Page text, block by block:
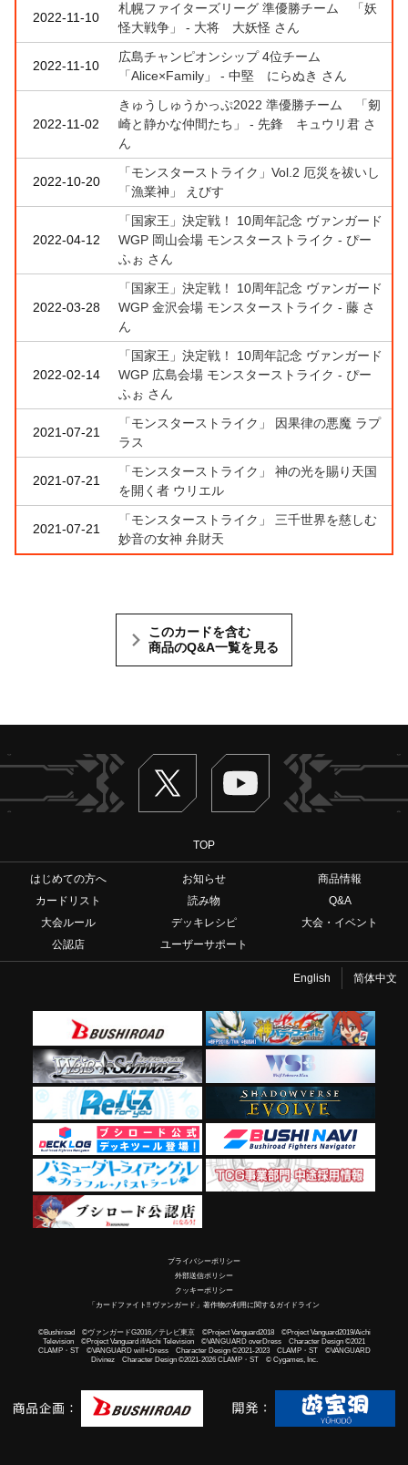
2022-11-10
札幌ファイターズリーグ 準優勝チーム 「妖
怪大戦争」 - 大将 大妖怪 さん
2022-11-10
広島チャンピオンシップ 4位チーム
「Alice×Family」 - 中堅 にらぬき さん
2022-11-02
きゅうしゅうかっぷ2022 準優勝チーム 「剱
崎と静かな仲間たち」 - 先鋒 キュウリ君 さ
ん
2022-10-20
「モンスターストライク」Vol.2 厄災を祓いし
「漁業神」 えびす
2022-04-12
「国家王」決定戦！ 10周年記念 ヴァンガード
WGP 岡山会場 モンスターストライク - ぴー
ふぉ さん
2022-03-28
「国家王」決定戦！ 10周年記念 ヴァンガード
WGP 金沢会場 モンスターストライク - 藤 さ
ん
2022-02-14
「国家王」決定戦！ 10周年記念 ヴァンガード
WGP 広島会場 モンスターストライク - ぴー
ふぉ さん
2021-07-21
「モンスターストライク」 因果律の悪魔 ラプ
ラス
2021-07-21
「モンスターストライク」 神の光を賜り天国
を開く者 ウリエル
2021-07-21
「モンスターストライク」 三千世界を慈しむ
妙音の女神 弁財天
このカードを含む
商品のQ&A一覧を見る
Twitter ヴァンガードch
TOP
はじめての方へ お知らせ
商品情報
カードリスト
読み物
Q&A
大会ルール
デッキレシピ
大会・イベント
公認店
ユーザーサポート
English 简体中文
プライバシーポリシー
外部送信ポリシー
クッキーポリシー
「カードファイト!! ヴァンガード」著作物の利用に関するガイドライン
©Bushiroad ©ヴァンガードG2016／テレビ東京 ©Project Vanguard2018 ©Project Vanguard2019/Aichi
Television ©Project Vanguard if/Aichi Television ©VANGUARD overDress Character Design ©2021
CLAMP・ST ©VANGUARD will+Dress Character Design ©2021-2023 CLAMP・ST ©VANGUARD
Divinez Character Design ©2021-2026 CLAMP・ST © Cygames, Inc.